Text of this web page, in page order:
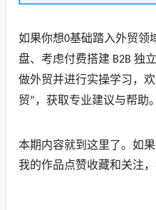
如果你想0基础踏入外贸领
盘、考虑付费搭建 B2B 独
做外贸并进行实操学习，
贸”，获取专业建议与帮助。
本期内容就到这里了。 如
我的作品点赞收藏和关注，